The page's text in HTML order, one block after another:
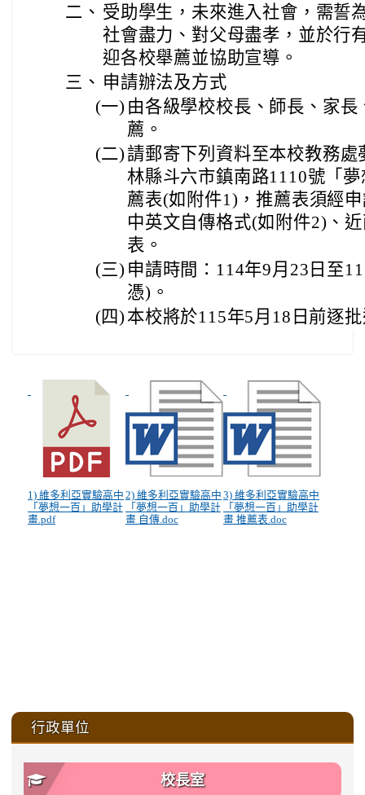
二、 受助學生，未來進入社會，需誓
社會盡力、對父母盡孝，並於行
迎各校舉薦並協助宣導。
三、 申請辦法及方式
(一) 由各級學校校長、師長、家
薦。
(二) 請郵寄下列資料至本校教務
林縣斗六市鎮南路1110號「
薦表(如附件1)，推薦表須經
中英文自傳格式(如附件2)、
表。
(三) 申請時間：114年9月23日至
憑)。
(四) 本校將於115年5月18日前逐
1) 維多利亞實驗高中
「夢想一百」助學計
畫.pdf
2) 維多利亞實驗高中
「夢想一百」助學計
畫 自傳.doc
3) 維多利亞實驗高中
「夢想一百」助學計
畫 推薦表.doc
::: 行政單位
校長室